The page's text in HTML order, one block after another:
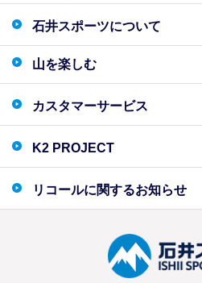
石井スポーツについて
山を楽しむ
カスタマーサービス
K2 PROJECT
リコールに関するお知らせ